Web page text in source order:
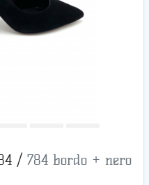
/ 784 bordo + nero